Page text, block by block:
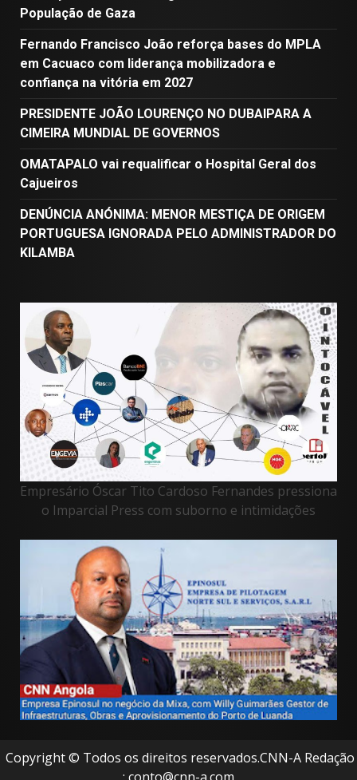
População de Gaza
Fernando Francisco João reforça bases do MPLA
em Cacuaco com liderança mobilizadora e
confiança na vitória em 2027
PRESIDENTE JOÃO LOURENÇO NO DUBAIPARA A
CIMEIRA MUNDIAL DE GOVERNOS
OMATAPALO vai requalificar o Hospital Geral dos
Cajueiros
DENÚNCIA ANÓNIMA: MENOR MESTIÇA DE ORIGEM
PORTUGUESA IGNORADA PELO ADMINISTRADOR DO
KILAMBA
Empresário Óscar Tito Cardoso Fernandes pressiona
o Imparcial Press com suborno e intimidações
Copyright © Todos os direitos reservados.CNN-A Redação